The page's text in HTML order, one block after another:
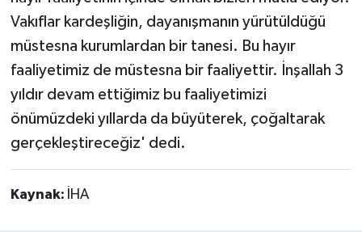
Vakıflar kardeşliğin, dayanışmanın yürütüldüğü
müstesna kurumlardan bir tanesi. Bu hayır
faaliyetimiz de müstesna bir faaliyettir. İnşallah 3
yıldır devam ettiğimiz bu faaliyetimizi
önümüzdeki yıllarda da büyüterek, çoğaltarak
gerçekleştireceğiz' dedi.
Kaynak: İHA